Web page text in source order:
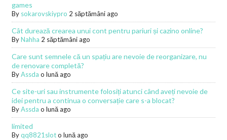
games
By sokarovskiypro 2 săptămâni ago
Cât durează crearea unui cont pentru pariuri și cazino online?
ByNahha 2 săptămâni ago
Care sunt semnele că un spațiu are nevoie de reorganizare, nu
de renovare completă?
ByAssda o lună ago
Ce site-uri sau instrumente folosiți atunci când aveți nevoie de
idei pentru a continua o conversație care s-a blocat?
ByAssda o lună ago
limited
Byqq8821slot o lună ago